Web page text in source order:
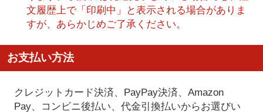
文履歴上で「印刷中」と表示される場合がありま
すが、あらかじめご了承ください。
お支払い方法
クレジットカード決済、PayPay決済、Amazon
Pay、コンビニ後払い、代金引換払いからお選びい